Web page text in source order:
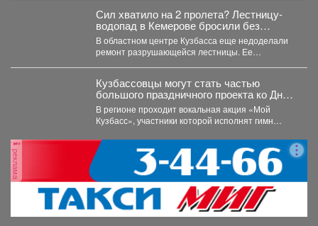
Сил хватило на 2 пролета? Лестницу-
водопад в Кемерове бросили без
ремонта
В областном центре Кузбасса еще недоделали
ремонт разрушающейся лестницы. Ее
Кузбассовцы могут стать частью
большого праздничного проекта ко Дню
шахтера.
В регионе проходит вокальная акция «Мой
Кузбасс», участники которой исполнят гимн
реклама